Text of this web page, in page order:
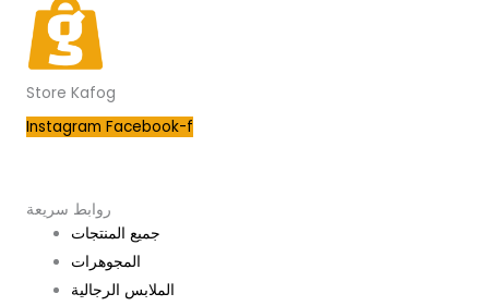
Store Kafog
Instagram Facebook-f
روابط سريعة
جميع المنتجات
المجوهرات
الملابس الرجالية